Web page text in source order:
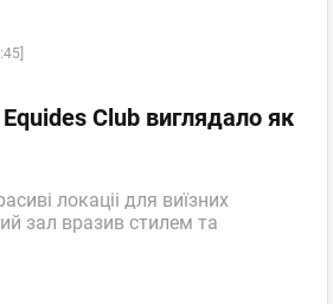
Club виглядало як
локаціі для виїзних
зал вразив стилем та